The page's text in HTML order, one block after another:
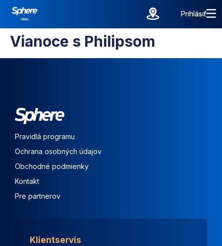
Prihlásiť
Prihlásiť
Vianoce s Philipsom
Klientservis
Pravidlá programu
Ochrana osobných údajov
Obchodné podmienky
Kontakt
Pre partnerov